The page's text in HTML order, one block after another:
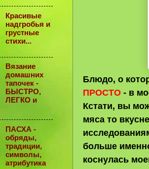
Блюдо, о
ПРОСТО - в
Кстати, вы
мяса то
больше
коснулась
Красивые
надгробья и
грустные
стихи...
Вязание
домашних
тапочек -
БЫСТРО,
ЛЕГКО и
ПАСХА -
обряды,
традиции,
символы,
атрибутика